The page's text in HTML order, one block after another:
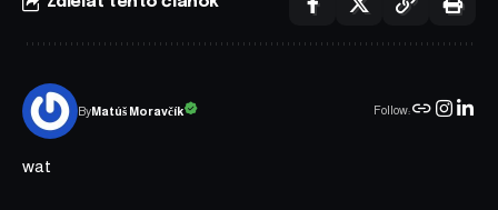
ByMatúš Moravčík Follow:
wat